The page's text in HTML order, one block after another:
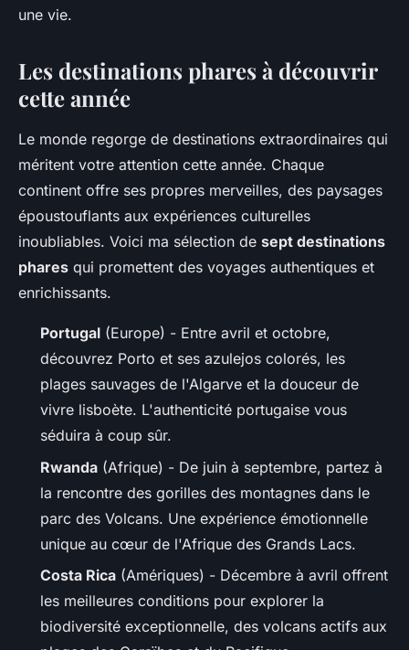
une vie.
Les destinations phares à découvrir
cette année
Le monde regorge de destinations extraordinaires qui
méritent votre attention cette année. Chaque
continent offre ses propres merveilles, des paysages
époustouflants aux expériences culturelles
inoubliables. Voici ma sélection de sept destinations
phares qui promettent des voyages authentiques et
enrichissants.
Portugal (Europe) - Entre avril et octobre,
découvrez Porto et ses azulejos colorés, les
plages sauvages de l'Algarve et la douceur de
vivre lisboète. L'authenticité portugaise vous
séduira à coup sûr.
Rwanda (Afrique) - De juin à septembre, partez à
la rencontre des gorilles des montagnes dans le
parc des Volcans. Une expérience émotionnelle
unique au cœur de l'Afrique des Grands Lacs.
Costa Rica (Amériques) - Décembre à avril offrent
les meilleures conditions pour explorer la
biodiversité exceptionnelle, des volcans actifs aux